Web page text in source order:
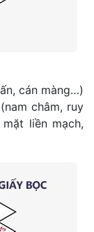
cán màng…)
châm, ruy
liền mạch,